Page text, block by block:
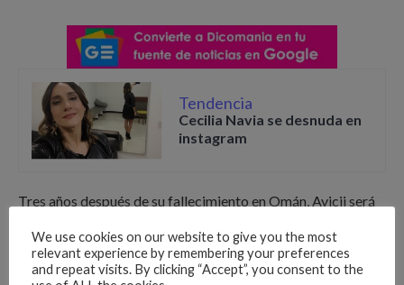
Tendencia
Cecilia Navia se desnuda en
instagram
Tres años después de su fallecimiento en Omán, Avicii será
Estocolmo que ha decidido nombrar a uno de los pabellones
más populares de la ciudad con el nombre del popular dj, El
We use cookies on our website to give you the most
relevant experience by remembering your preferences
and repeat visits. By clicking “Accept”, you consent to the